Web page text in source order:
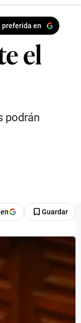
preferida en
el
podrán
Guardar